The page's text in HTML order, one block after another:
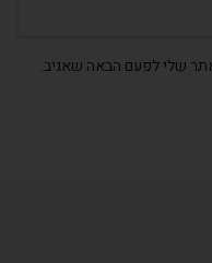
שלי לפעם הבאה שאגיב.